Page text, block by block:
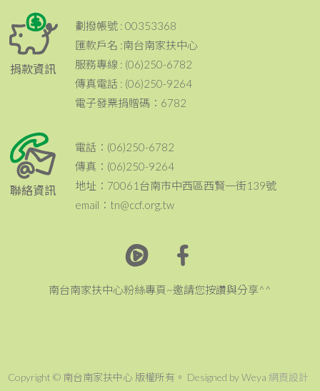
捐款資訊
劃撥帳號 : 00353368
匯款戶名 :南台南家扶中心
服務專線 : (06)250-6782
傳真電話 : (06)250-9264
電子發票捐贈碼：6782
聯絡資訊
電話：(06)250-6782
傳真：(06)250-9264
地址：70061台南市中西區西賢一街139號
email：tn@ccf.org.tw
南台南家扶中心粉絲專頁~邀請您按讚與分享^^
Copyright © 南台南家扶中心 版權所有。 Designed by Weya 網頁設計